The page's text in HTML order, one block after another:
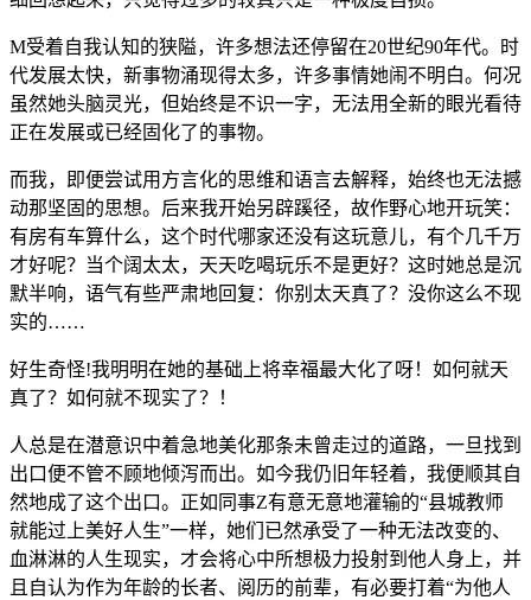
M受着自我认知的狭隘，许多想法还停留在20世纪90年代。时
代发展太快，新事物涌现得太多，许多事情她闹不明白。何况
虽然她头脑灵光，但始终是不识一字，无法用全新的眼光看待
正在发展或已经固化了的事物。
而我，即便尝试用方言化的思维和语言去解释，始终也无法撼
动那坚固的思想。后来我开始另辟蹊径，故作野心地开玩笑：
有房有车算什么，这个时代哪家还没有这玩意儿，有个几千万
才好呢？当个阔太太，天天吃喝玩乐不是更好？这时她总是沉
默半响，语气有些严肃地回复：你别太天真了？没你这么不现
实的……
好生奇怪!我明明在她的基础上将幸福最大化了呀！如何就天
真了？如何就不现实了？！
人总是在潜意识中着急地美化那条未曾走过的道路，一旦找到
出口便不管不顾地倾泻而出。如今我仍旧年轻着，我便顺其自
然地成了这个出口。正如同事Z有意无意地灌输的“县城教师
就能过上美好人生”一样，她们已然承受了一种无法改变的、
血淋淋的人生现实，才会将心中所想极力投射到他人身上，并
且自认为作为年龄的长者、阅历的前辈，有必要打着“为他人